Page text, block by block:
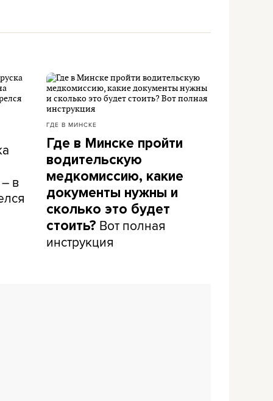
в
ГДЕ В МИНСКЕ
Где в Минске пройти
водительскую
медкомиссию, какие
документы нужны и
сколько это будет
стоить? Вот полная
инструкция